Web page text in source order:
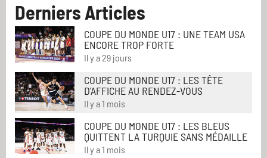
Derniers Articles
COUPE DU MONDE U17 : UNE TEAM USA
ENCORE TROP FORTE
Il y a 29 jours
COUPE DU MONDE U17 : LES TÊTE
D'AFFICHE AU RENDEZ-VOUS
Il y a 1 mois
COUPE DU MONDE U17 : LES BLEUS
QUITTENT LA TURQUIE SANS MÉDAILLE
Il y a 1 mois